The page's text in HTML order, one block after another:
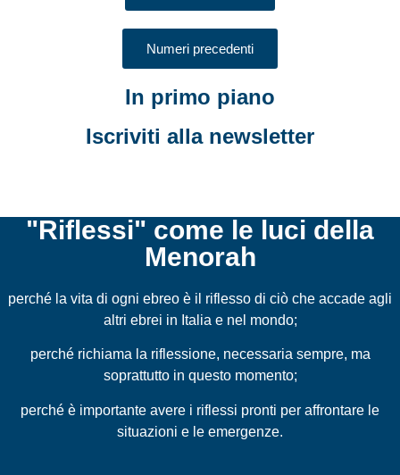
Numeri precedenti
In primo piano
Iscriviti alla newsletter
"Riflessi" come le luci della
Menorah
perché la vita di ogni ebreo è il riflesso di ciò che accade agli
altri ebrei in Italia e nel mondo;
perché richiama la riflessione, necessaria sempre, ma
soprattutto in questo momento;
perché è importante avere i riflessi pronti per affrontare le
situazioni e le emergenze.